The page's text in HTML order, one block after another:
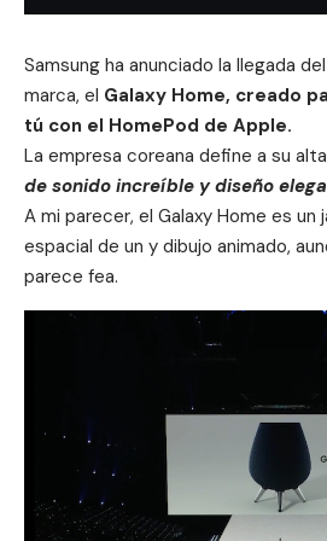
Samsung ha anunciado la llegada
marca, el Galaxy Home, creado
tú con el HomePod de Apple.
La empresa coreana define a su
de sonido increíble y diseño
A mi parecer, el Galaxy Home es un
espacial de un y dibujo animado,
parece fea.